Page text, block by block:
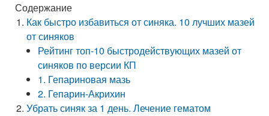
Содержание
Как быстро избавиться от синяка. 10 лучших мазей
от синяков
Рейтинг топ-10 быстродействующих мазей от
синяков по версии КП
1. Гепариновая мазь
2. Гепарин-Акрихин
Убрать синяк за 1 день. Лечение гематом